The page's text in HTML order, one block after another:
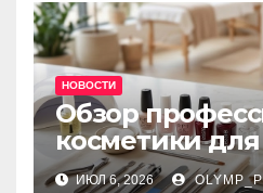
НОВОСТИ
Обзор
косметики
педикюра,
ИЮЛ 6, 2026